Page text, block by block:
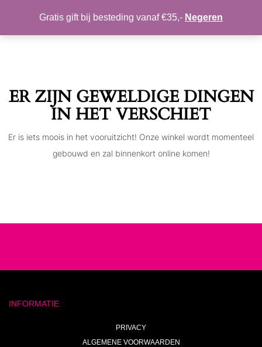
Toggle
MIJN ACCOUNT VERLANGLIJST
ER ZIJN GEWELDIGE DINGEN
IN HET VERSCHIET
Er is iets moois in het vooruitzicht! Onze winkel wordt momenteel
gebouwd en zal binnenkort online komen!
INFORMATIE
PRIVACY
ALGEMENE VOORWAARDEN
Gratis gift bij besteding vanaf €35,- Negeren